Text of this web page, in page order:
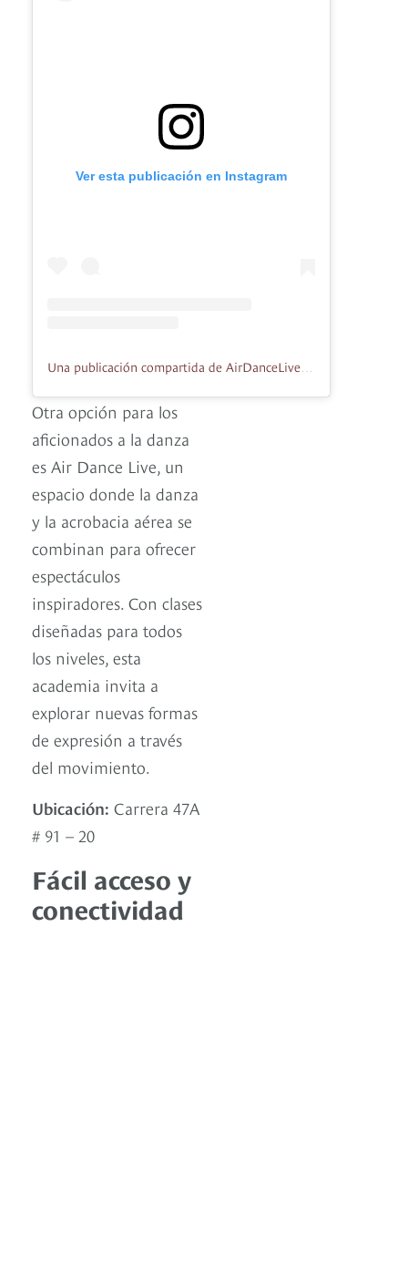
Ver esta publicación en Instagram
Otra opción para los
aficionados a la danza
es Air Dance Live, un
espacio donde la danza
y la acrobacia aérea se
combinan para ofrecer
espectáculos
inspiradores. Con clases
diseñadas para todos
los niveles, esta
academia invita a
explorar nuevas formas
de expresión a través
del movimiento.
Ubicación: Carrera 47A
# 91 – 20
Fácil acceso y
conectividad